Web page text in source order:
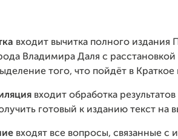
входит вычитка полного издания
Владимира Даля с
того, что пойдёт в Краткое
входит обработка
готовый к изданию текст на
входят все вопросы, связанные с